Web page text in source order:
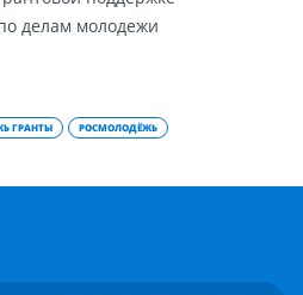
делам молодежи
ГРАНТЫ РОСМОЛОДЁЖЬ